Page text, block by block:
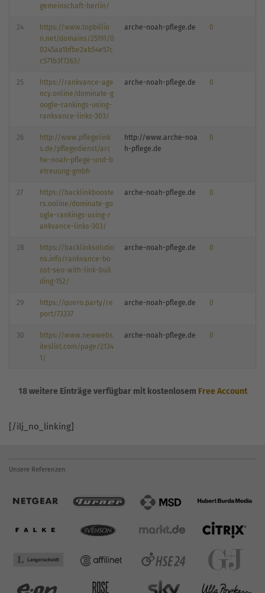
gemeinschaft-berlin/
24
https://www.topbillio
n.net/domains/25191/0
0245aa1bfbe2ab54e57c
c571b3f7263/
arche-noah-pflege.de 0
25
https://rankvance-age
ncy.online/dominate-g
oogle-rankings-using-
rankvance-links-303/
arche-noah-pflege.de 0
26
http://www.pflegelink
s.de/pflegedienst/arc
he-noah-pflege-und-b
etreuung-gmbh
http://www.arche-noa
h-pflege.de
0
27
https://backlinkbooste
rs.online/dominate-go
ogle-rankings-using-r
ankvance-links-303/
arche-noah-pflege.de 0
28
https://backlinksolutio
ns.info/rankvance-bo
ost-seo-with-link-buil
ding-152/
arche-noah-pflege.de 0
29
https://quero.party/re
port/73337
arche-noah-pflege.de 0
30
https://www.newwebs
iteslist.com/page/2134
1/
arche-noah-pflege.de 0
18 weitere Einträge verfügbar mit kostenlosem Free Account
[/ilj_no_linking]
Unsere Referenzen